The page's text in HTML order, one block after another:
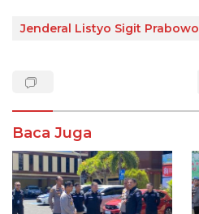
Jenderal Listyo Sigit Prabowo
Baca Juga